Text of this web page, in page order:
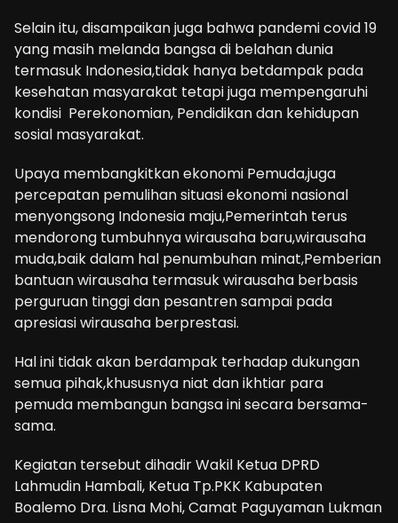
Selain itu, disampaikan juga bahwa pandemi covid 19
yang masih melanda bangsa di belahan dunia
termasuk Indonesia,tidak hanya betdampak pada
kesehatan masyarakat tetapi juga mempengaruhi
kondisi Perekonomian, Pendidikan dan kehidupan
sosial masyarakat.
Upaya membangkitkan ekonomi Pemuda,juga
percepatan pemulihan situasi ekonomi nasional
menyongsong Indonesia maju,Pemerintah terus
mendorong tumbuhnya wirausaha baru,wirausaha
muda,baik dalam hal penumbuhan minat,Pemberian
bantuan wirausaha termasuk wirausaha berbasis
perguruan tinggi dan pesantren sampai pada
apresiasi wirausaha berprestasi.
Hal ini tidak akan berdampak terhadap dukungan
semua pihak,khususnya niat dan ikhtiar para
pemuda membangun bangsa ini secara bersama-
sama.
Kegiatan tersebut dihadir Wakil Ketua DPRD
Lahmudin Hambali, Ketua Tp.PKK Kabupaten
Boalemo Dra. Lisna Mohi, Camat Paguyaman Lukman